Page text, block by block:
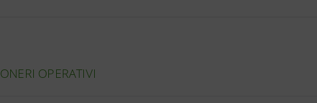
ONERI OPERATIVI